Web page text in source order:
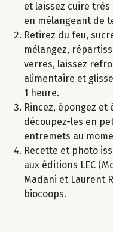
et laissez cuire
en mélangeant de
Retirez du feu,
mélangez,
verres, laissez
alimentaire et
1 heure.
Rincez, épongez et
découpez-les en
entremets au
Recette et photo
aux éditions LEC
Madani et Laurent
biocoops.